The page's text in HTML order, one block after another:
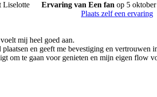
Ervaring van Een fan op 5
Plaats zelf een ervaring
mij heel goed aan.
en geeft me bevestiging en vertrouwen
om te gaan voor genieten en mijn eigen flow